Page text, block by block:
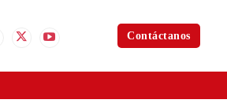
Contáctanos